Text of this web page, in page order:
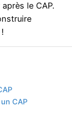
le CAP.
CAP